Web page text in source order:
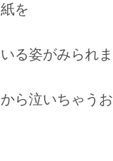
を
る姿がみられま
から泣いちゃう